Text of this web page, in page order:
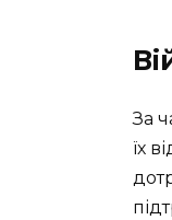
За
їх